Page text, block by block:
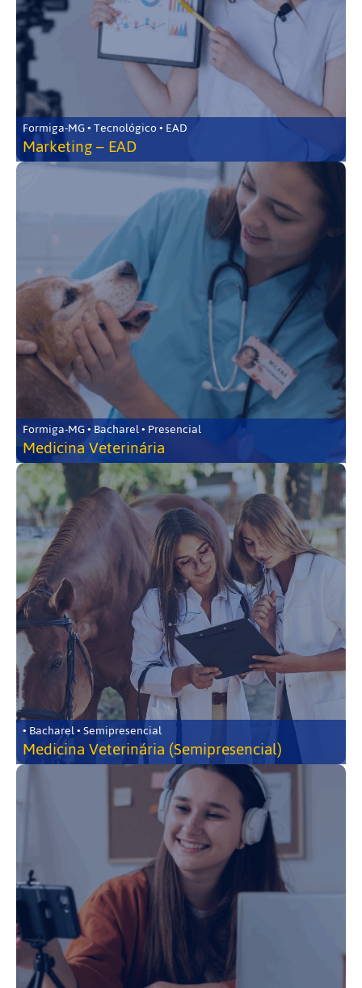
Formiga-MG • Tecnológico • EAD
Marketing – EAD
Formiga-MG • Bacharel • Presencial
Medicina Veterinária
• Bacharel • Semipresencial
Medicina Veterinária (Semipresencial)